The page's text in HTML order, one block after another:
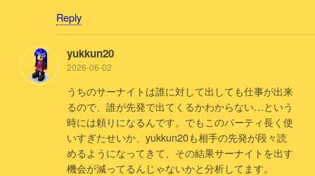
Reply
yukkun20
2026-06-02
うちのサーナイトは誰に対して出しても仕事が出来
るので、誰が先発で出てくるかわからない…という
時には頼りになるんです。でもこのパーティ長く使
いすぎたせいか、yukkun20も相手の先発が段々読
めるようになってきて、その結果サーナイトを出す
機会が減ってるんじゃないかと分析してます。